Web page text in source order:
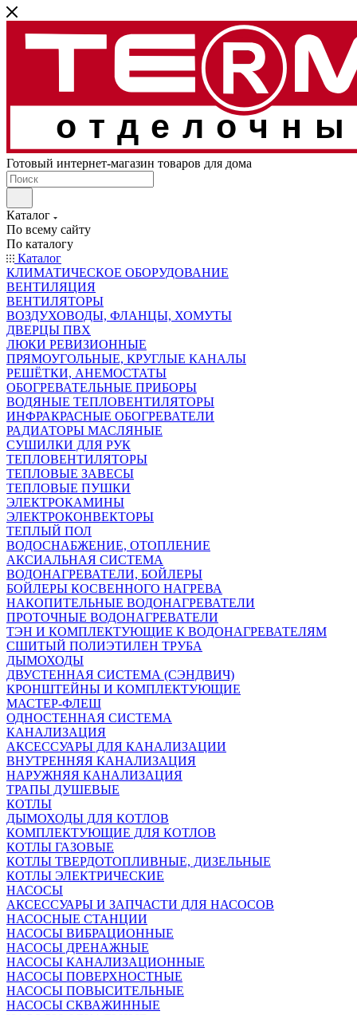
Готовый интернет-магазин товаров для дома
Каталог
По всему сайту
По каталогу
Каталог
КЛИМАТИЧЕСКОЕ ОБОРУДОВАНИЕ
ВЕНТИЛЯЦИЯ
ВЕНТИЛЯТОРЫ
ВОЗДУХОВОДЫ, ФЛАНЦЫ, ХОМУТЫ
ДВЕРЦЫ ПВХ
ЛЮКИ РЕВИЗИОННЫЕ
ПРЯМОУГОЛЬНЫЕ, КРУГЛЫЕ КАНАЛЫ
РЕШЁТКИ, АНЕМОСТАТЫ
ОБОГРЕВАТЕЛЬНЫЕ ПРИБОРЫ
ВОДЯНЫЕ ТЕПЛОВЕНТИЛЯТОРЫ
ИНФРАКРАСНЫЕ ОБОГРЕВАТЕЛИ
РАДИАТОРЫ МАСЛЯНЫЕ
СУШИЛКИ ДЛЯ РУК
ТЕПЛОВЕНТИЛЯТОРЫ
ТЕПЛОВЫЕ ЗАВЕСЫ
ТЕПЛОВЫЕ ПУШКИ
ЭЛЕКТРОКАМИНЫ
ЭЛЕКТРОКОНВЕКТОРЫ
ТЕПЛЫЙ ПОЛ
ВОДОСНАБЖЕНИЕ, ОТОПЛЕНИЕ
АКСИАЛЬНАЯ СИСТЕМА
ВОДОНАГРЕВАТЕЛИ, БОЙЛЕРЫ
БОЙЛЕРЫ КОСВЕННОГО НАГРЕВА
НАКОПИТЕЛЬНЫЕ ВОДОНАГРЕВАТЕЛИ
ПРОТОЧНЫЕ ВОДОНАГРЕВАТЕЛИ
ТЭН И КОМПЛЕКТУЮЩИЕ К ВОДОНАГРЕВАТЕЛЯМ
СШИТЫЙ ПОЛИЭТИЛЕН ТРУБА
ДЫМОХОДЫ
ДВУСТЕННАЯ СИСТЕМА (СЭНДВИЧ)
КРОНШТЕЙНЫ И КОМПЛЕКТУЮЩИЕ
МАСТЕР-ФЛЕШ
ОДНОСТЕННАЯ СИСТЕМА
КАНАЛИЗАЦИЯ
АКСЕССУАРЫ ДЛЯ КАНАЛИЗАЦИИ
ВНУТРЕННЯЯ КАНАЛИЗАЦИЯ
НАРУЖНЯЯ КАНАЛИЗАЦИЯ
ТРАПЫ ДУШЕВЫЕ
КОТЛЫ
ДЫМОХОДЫ ДЛЯ КОТЛОВ
КОМПЛЕКТУЮЩИЕ ДЛЯ КОТЛОВ
КОТЛЫ ГАЗОВЫЕ
КОТЛЫ ТВЕРДОТОПЛИВНЫЕ, ДИЗЕЛЬНЫЕ
КОТЛЫ ЭЛЕКТРИЧЕСКИЕ
НАСОСЫ
АКСЕССУАРЫ И ЗАПЧАСТИ ДЛЯ НАСОСОВ
НАСОСНЫЕ СТАНЦИИ
НАСОСЫ ВИБРАЦИОННЫЕ
НАСОСЫ ДРЕНАЖНЫЕ
НАСОСЫ КАНАЛИЗАЦИОННЫЕ
НАСОСЫ ПОВЕРХНОСТНЫЕ
НАСОСЫ ПОВЫСИТЕЛЬНЫЕ
НАСОСЫ СКВАЖИННЫЕ